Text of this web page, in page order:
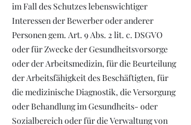
im Fall des Schutzes lebenswichtiger
Interessen der Bewerber oder anderer
Personen gem. Art. 9 Abs. 2 lit. c. DSGVO
oder für Zwecke der Gesundheitsvorsorge
oder der Arbeitsmedizin, für die Beurteilung
der Arbeitsfähigkeit des Beschäftigten, für
die medizinische Diagnostik, die Versorgung
oder Behandlung im Gesundheits- oder
Sozialbereich oder für die Verwaltung von